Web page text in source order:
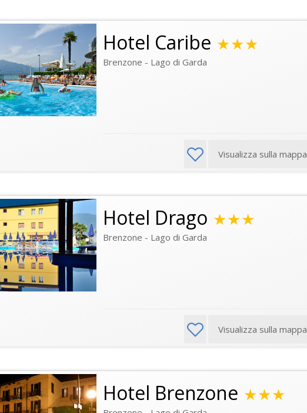
Hotel Caribe ★★★
Brenzone - Lago di Garda
Visualizza sulla mappa
Hotel Drago ★★★
Brenzone - Lago di Garda
Visualizza sulla mappa
Hotel Brenzone ★★★